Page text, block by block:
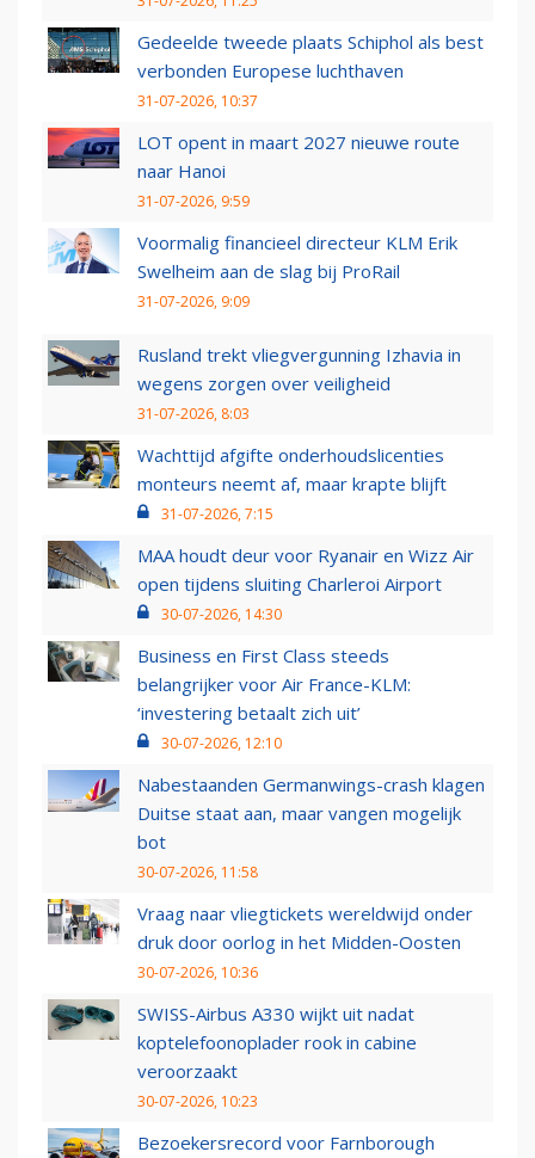
Gedeelde tweede plaats Schiphol als best
verbonden Europese luchthaven
31-07-2026, 10:37
LOT opent in maart 2027 nieuwe route
naar Hanoi
31-07-2026, 9:59
Voormalig financieel directeur KLM Erik
Swelheim aan de slag bij ProRail
31-07-2026, 9:09
Rusland trekt vliegvergunning Izhavia in
wegens zorgen over veiligheid
31-07-2026, 8:03
Wachttijd afgifte onderhoudslicenties
monteurs neemt af, maar krapte blijft
31-07-2026, 7:15
MAA houdt deur voor Ryanair en Wizz Air
open tijdens sluiting Charleroi Airport
30-07-2026, 14:30
Business en First Class steeds
belangrijker voor Air France-KLM:
‘investering betaalt zich uit’
30-07-2026, 12:10
Nabestaanden Germanwings-crash klagen
Duitse staat aan, maar vangen mogelijk
bot
30-07-2026, 11:58
Vraag naar vliegtickets wereldwijd onder
druk door oorlog in het Midden-Oosten
30-07-2026, 10:36
SWISS-Airbus A330 wijkt uit nadat
koptelefoonoplader rook in cabine
veroorzaakt
30-07-2026, 10:23
Bezoekersrecord voor Farnborough